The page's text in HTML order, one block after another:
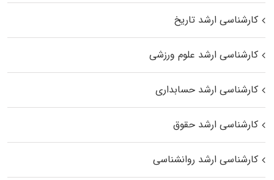
کارشناسی ارشد تاریخ
کارشناسی ارشد علوم ورزشی
کارشناسی ارشد حسابداری
کارشناسی ارشد حقوق
کارشناسی ارشد روانشناسی